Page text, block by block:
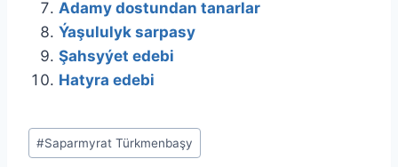
Adamy dostundan tanarlar
Ýaşululyk sarpasy
Şahsyýet edebi
Hatyra edebi
Метки
записи:
#Saparmyrat Türkmenbaşy